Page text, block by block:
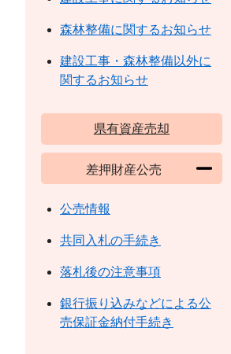
森林整備に関するお知らせ
建設工事・森林整備以外に
関するお知らせ
県有資産売却
差押財産公売
公売情報
共同入札の手続き
落札後の注意事項
銀行振り込みなどによる公
売保証金納付手続き